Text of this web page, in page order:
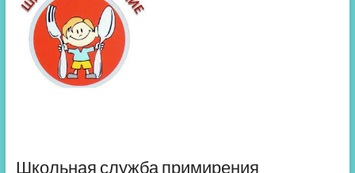
Школьная служба примирения